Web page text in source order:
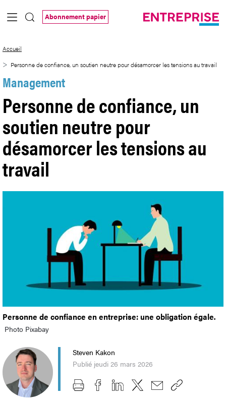
Saut au contenu principal
Abonnement papier
Accueil
Personne de confiance, un soutien neutre pour désamorcer les tensions au travail
Management
Personne de confiance, un
soutien neutre pour
désamorcer les tensions au
travail
Personne de confiance en entreprise: une obligation égale.
Photo Pixabay
Steven Kakon
Publié jeudi 26 mars 2026